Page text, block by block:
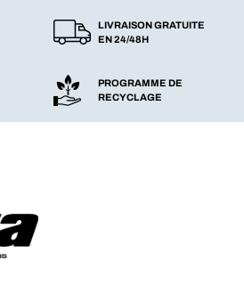
LIVRAISON GRATUITE
EN 24/48H
PROGRAMME DE
RECYCLAGE